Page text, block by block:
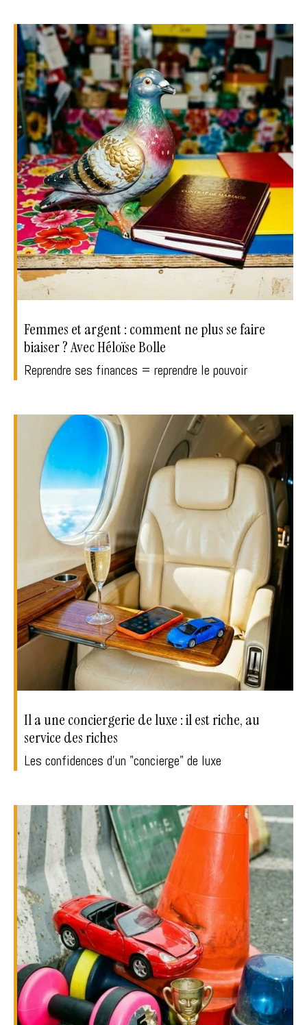
Femmes et argent : comment ne plus se faire
biaiser ? Avec Héloïse Bolle
Reprendre ses finances = reprendre le pouvoir
Il a une conciergerie de luxe : il est riche, au
service des riches
Les confidences d'un "concierge" de luxe